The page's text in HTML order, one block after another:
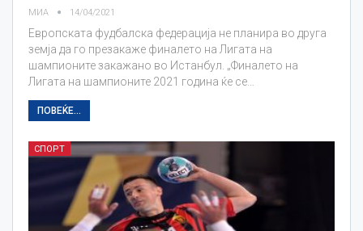
МИА 14/04/2021
Европската фудбалска федерација не планира во друга
земја да го презакаже финалето на Лигата на
шампионите закажано во Истанбул. „Финалето на
Лигата на шампионите 2021 година ќе се…
ПОВЕЌЕ...
СПОРТ